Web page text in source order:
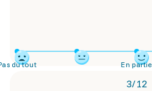
du tout En partie
3/12